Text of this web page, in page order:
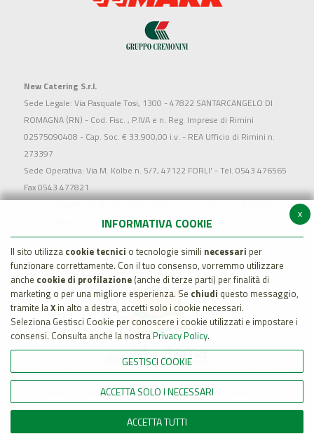
New Catering S.r.l.
Sede Legale: Via Pasquale Tosi, 1300 - 47822 SANTARCANGELO DI
ROMAGNA (RN) - Cod. Fisc. , P.IVA e n. Reg. Imprese di Rimini
02575090408 - Cap. Soc. € 33.900,00 i.v. - REA Ufficio di Rimini n.
273397
Sede Operativa: Via M. Kolbe n. 5/7, 47122 FORLI' - Tel. 0543 476565
Fax 0543 477821
Società soggetta all'attività di direzione e coordinamento di MARR
Dati Societari Whistleblowing policy
Legal Disclaimer
Cookie Policy Privacy
x
INFORMATIVA COOKIE
Il sito utilizza cookie tecnici o tecnologie simili necessari per
funzionare correttamente. Con il tuo consenso, vorremmo utilizzare
anche cookie di profilazione (anche di terze parti) per finalità di
marketing o per una migliore esperienza. Se chiudi questo messaggio,
tramite laX in alto a destra, accetti solo i cookie necessari.
Seleziona Gestisci Cookie per conoscere i cookie utilizzati e impostare i
consensi. Consulta anche la nostra Privacy Policy.
GESTISCI COOKIE
ACCETTA SOLO I NECESSARI
ACCETTA TUTTI